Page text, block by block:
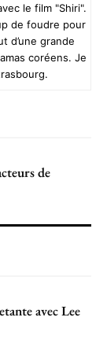
le film "Shiri".
de foudre pour
d’une grande
coréens. Je
de
avec Lee